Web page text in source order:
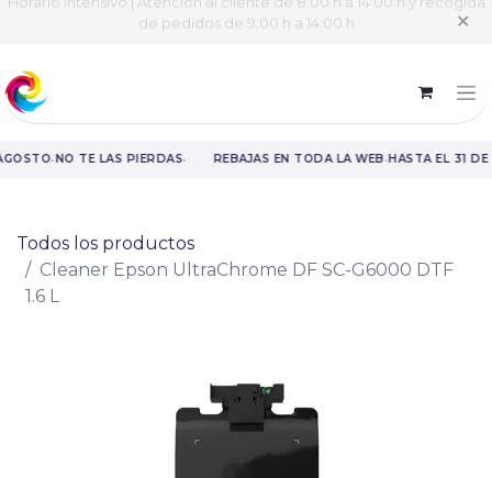
Horario intensivo | Atención al cliente de 8:00 h a 14:00 h y recogida
de pedidos de 9:00 h a 14:00 h
✕
·NO TE LAS PIERDAS· REBAJAS EN TODA LA WEB·HASTA EL 31 DE
Todos los productos
Cleaner Epson UltraChrome DF SC-G6000 DTF
1.6 L